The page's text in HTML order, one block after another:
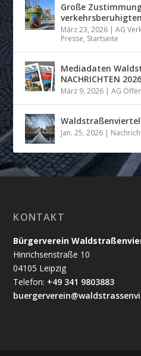
Große
März 23, 2026 |AG
Presse, Startseite
Mediadaten
NACHRICHTEN 2026
März 9, 2026 |AG
Waldstraßenviertel
Jan. 25, 2026 |
KONTAKT
Bürgerverein
Hinrichsenstraße 10
04105 Leipzig
Telefon: +49 341 9803883